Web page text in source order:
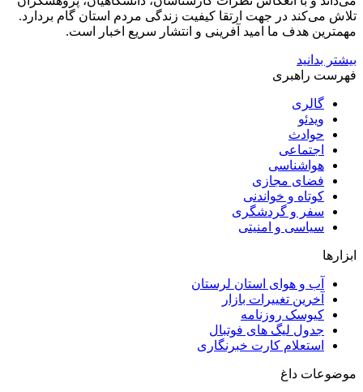
تلاش می‌کند در جهت ارتقا کیفیت زندگی مردم استان گام بردارد.
مهمترین هدف ما امید آفرینی و انتشار سریع اخبار است.
بیشتر بدانید
فهرست راهبری
گالری
ویدئو
حوادث
اجتماعی
هواشناسی
فضای مجازی
کوتاه و خواندنی
سفر و گردشگری
سیاسی و امنیتی
ابزارها
آب و هوای استان لرستان
آخرین تغییرات بازار
کیوسک روزنامه
جدول لیگ های فوتبال
استعلام کارت خبرنگاری
موضوعات داغ